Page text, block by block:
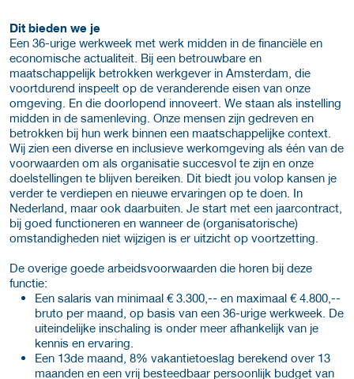
Dit bieden we je
Een 36-urige werkweek met werk midden in de financiële en
economische actualiteit. Bij een betrouwbare en
maatschappelijk betrokken werkgever in Amsterdam, die
voortdurend inspeelt op de veranderende eisen van onze
omgeving. En die doorlopend innoveert. We staan als instelling
midden in de samenleving. Onze mensen zijn gedreven en
betrokken bij hun werk binnen een maatschappelijke context.
Wij zien een diverse en inclusieve werkomgeving als één van de
voorwaarden om als organisatie succesvol te zijn en onze
doelstellingen te blijven bereiken. Dit biedt jou volop kansen je
verder te verdiepen en nieuwe ervaringen op te doen. In
Nederland, maar ook daarbuiten. Je start met een jaarcontract,
bij goed functioneren en wanneer de (organisatorische)
omstandigheden niet wijzigen is er uitzicht op voortzetting.
De overige goede arbeidsvoorwaarden die horen bij deze
functie:
Een salaris van minimaal € 3.300,-- en maximaal € 4.800,--
bruto per maand, op basis van een 36-urige werkweek. De
uiteindelijke inschaling is onder meer afhankelijk van je
kennis en ervaring.
Een 13de maand, 8% vakantietoeslag berekend over 13
maanden en een vrij besteedbaar persoonlijk budget van